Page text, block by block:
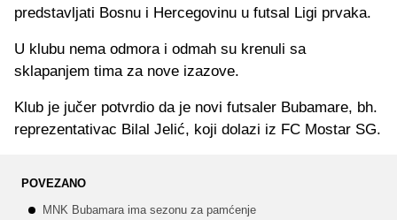
predstavljati Bosnu i Hercegovinu u futsal Ligi prvaka.
U klubu nema odmora i odmah su krenuli sa
sklapanjem tima za nove izazove.
Klub je jučer potvrdio da je novi futsaler Bubamare, bh.
reprezentativac Bilal Jelić, koji dolazi iz FC Mostar SG.
POVEZANO
MNK Bubamara ima sezonu za pamćenje